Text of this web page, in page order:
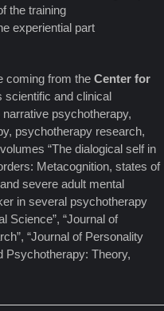
the training
experiential part
coming from the Center for
scientific and clinical
psychotherapy,
psychotherapy research,
“The dialogical self in
Metacognition, states of
severe adult mental
in several psychotherapy
Science”, “Journal of
“Journal of Personality
Psychotherapy: Theory,